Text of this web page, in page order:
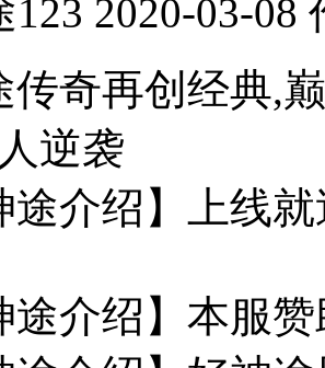
123 2020-03-
传奇再创经典,
逆袭
途介绍】上线
途介绍】本服